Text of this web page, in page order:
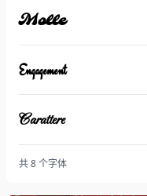
Molle
Engagement
Carattere
共 8 个字体